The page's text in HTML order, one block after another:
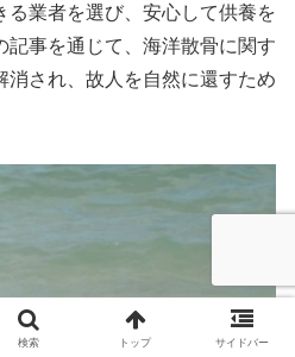
る業者を選び、安心して供養を
記事を通じて、海洋散骨に関す
消され、故人を自然に還すため
検索 トップ サイドバー